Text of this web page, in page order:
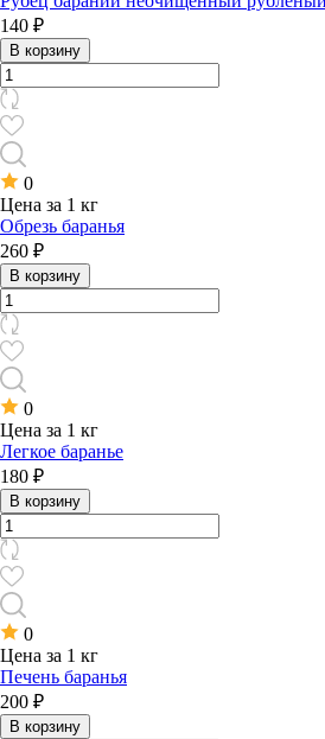
140 ₽
В корзину
0
Цена за 1 кг
Обрезь баранья
260 ₽
В корзину
0
Цена за 1 кг
Легкое баранье
180 ₽
В корзину
0
Цена за 1 кг
Печень баранья
200 ₽
В корзину